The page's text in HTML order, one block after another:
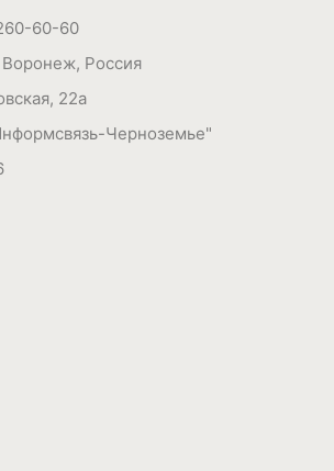
60-60
Воронеж, Россия
22а
Черноземье"